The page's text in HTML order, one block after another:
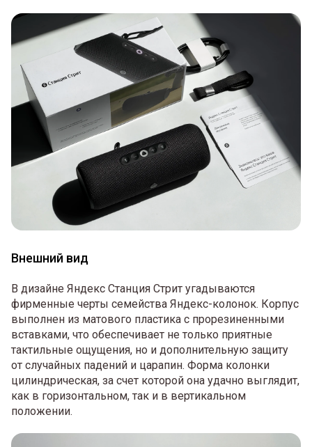
Внешний вид
В дизайне Яндекс Станция Стрит угадываются
фирменные черты семейства Яндекс-колонок. Корпус
выполнен из матового пластика с прорезиненными
вставками, что обеспечивает не только приятные
тактильные ощущения, но и дополнительную защиту
от случайных падений и царапин. Форма колонки
цилиндрическая, за счет которой она удачно выглядит,
как в горизонтальном, так и в вертикальном
положении.